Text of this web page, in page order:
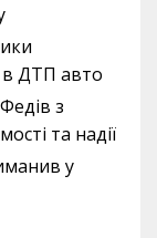
в ДТП авто
з
та надії
у